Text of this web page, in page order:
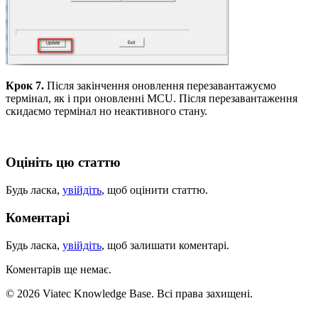
Крок 7. Після закінчення оновлення перезавантажуємо
термінал, як і при оновленні MCU. Після перезавантаження
скидаємо термінал но неактивного стану.
Оцініть цю статтю
Будь ласка, увійдіть, щоб оцінити статтю.
Коментарі
Будь ласка, увійдіть, щоб залишати коментарі.
Коментарів ще немає.
© 2026 Viatec Knowledge Base. Всі права захищені.